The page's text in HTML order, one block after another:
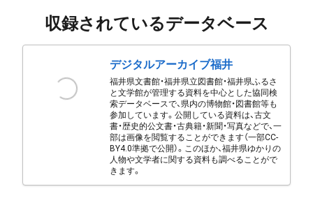
収録されているデータベース
デジタルアーカイブ福井
福井県文書館・福井県立図書館・福井県ふるさ
と文学館が管理する資料を中心とした協同検
索データベースで、県内の博物館・図書館等も
参加しています。公開している資料は、古文
書・歴史的公文書・古典籍・新聞・写真などで、一
部は画像を閲覧することができます（一部CC-
BY4.0準拠で公開）。このほか、福井県ゆかりの
人物や文学者に関する資料も調べることがで
きます。